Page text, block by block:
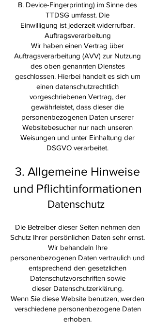
B. Device-Fingerprinting) im Sinne des
TTDSG umfasst. Die
Einwilligung ist jederzeit widerrufbar.
Auftragsverarbeitung
Wir haben einen Vertrag über
Auftragsverarbeitung (AVV) zur Nutzung
des oben genannten Dienstes
geschlossen. Hierbei handelt es sich um
einen datenschutzrechtlich
vorgeschriebenen Vertrag, der
gewährleistet, dass dieser die
personenbezogenen Daten unserer
Websitebesucher nur nach unseren
Weisungen und unter Einhaltung der
DSGVO verarbeitet.
3. Allgemeine Hinweise
und Pflichtinformationen
Datenschutz
Die Betreiber dieser Seiten nehmen den
Schutz Ihrer persönlichen Daten sehr ernst.
Wir behandeln Ihre
personenbezogenen Daten vertraulich und
entsprechend den gesetzlichen
Datenschutzvorschriften sowie
dieser Datenschutzerklärung.
Wenn Sie diese Website benutzen, werden
verschiedene personenbezogene Daten
erhoben.